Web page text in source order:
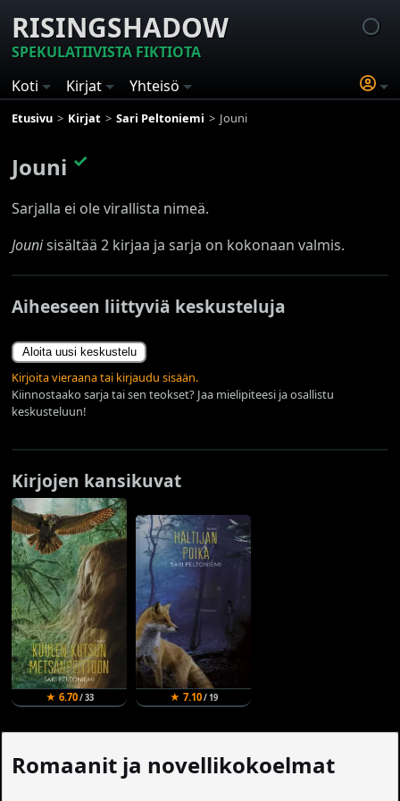
RISINGSHADOW
SPEKULATIIVISTA FIKTIOTA
Koti
Kirjat Yhteisö
Etusivu Kirjat Sari Peltoniemi Jouni
Jouni ✓
Sarjalla ei ole virallista nimeä.
Jounisisältää 2 kirjaa ja sarja on kokonaan valmis.
Aiheeseen liittyviä keskusteluja
Aloita uusi keskustelu
Kirjoita vieraana tai kirjaudu sisään.
Kiinnostaako sarja tai sen teokset? Jaa mielipiteesi ja osallistu
keskusteluun!
Kirjojen kansikuvat
★ 6.70/ 33 ★ 7.10/ 19
Romaanit ja novellikokoelmat